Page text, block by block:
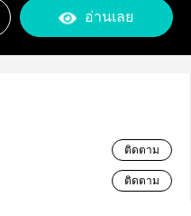
อ่านเลย
ติดตาม
ติดตาม